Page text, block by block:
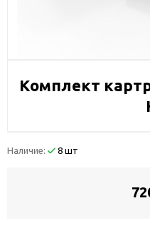
Комплект
Наличие: 8 шт